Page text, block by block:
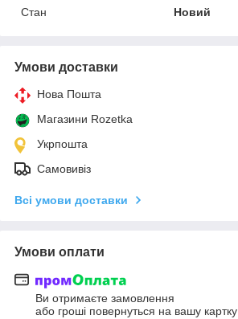
Стан
Новий
Умови доставки
Нова Пошта
Магазини Rozetka
Укрпошта
Самовивіз
Всі умови доставки
Умови оплати
Ви отримаєте замовлення
або гроші повернуться на вашу картку